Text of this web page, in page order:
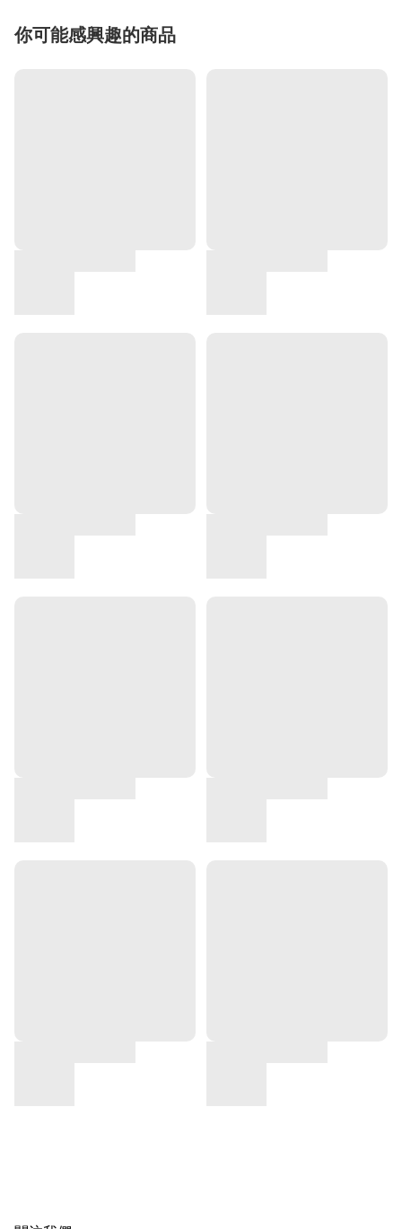
你可能感興趣的商品